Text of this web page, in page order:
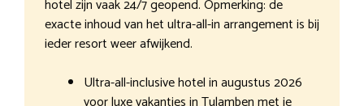
hotel zijn vaak 24/7 geopend. Opmerking: de
exacte inhoud van het ultra-all-in arrangement is bij
ieder resort weer afwijkend.
Ultra-all-inclusive hotel in augustus 2026